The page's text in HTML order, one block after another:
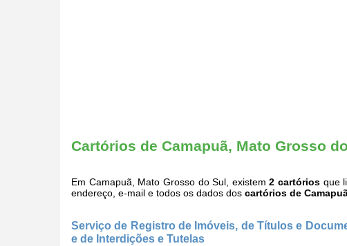
Cartórios de Camapuã, Mato Grosso
Em Camapuã, Mato Grosso do Sul, existem2 cartórios que
endereço, e-mail e todos os dados dos cartórios de
Serviço de Registro de Imóveis, de Títulos e
e de Interdições e Tutelas